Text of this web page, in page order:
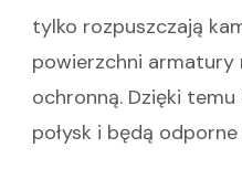
tylko rozpuszczają
powierzchni
ochronną. Dzięki
połysk i będą